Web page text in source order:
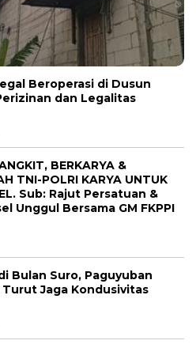
Beroperasi di Dusun
dan Legalitas
BERKARYA &
TNI-POLRI KARYA UNTUK
Sub: Rajut Persatuan &
Unggul Bersama GM FKPPI
Bulan Suro, Paguyuban
Jaga Kondusivitas